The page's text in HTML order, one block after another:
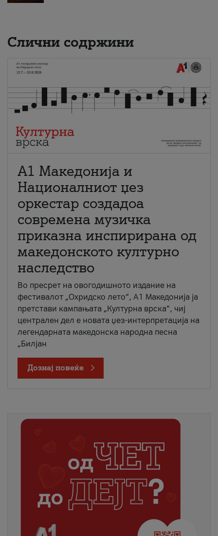
Слични содржини
А1 Македонија и
Националниот џез
оркестар создадоа
современа музичка
приказна инспирирана од
македонското културно
наследство
Во пресрет на овогодишното издание на
фестивалот „Охридско лето“, А1 Македонија ја
претстави кампањата „Културна врска“, чиј
централен дел е новата џез-интерпретација на
легендарната македонска народна песна
„Билјан
Дознај повеќе